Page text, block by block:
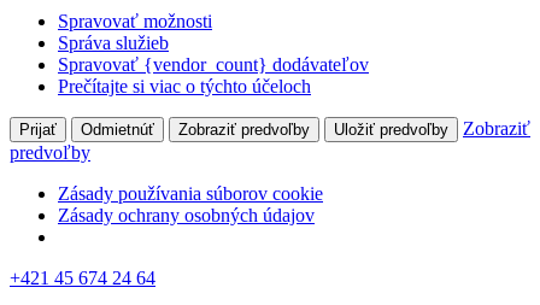
Spravovať možnosti
Správa služieb
Spravovať {vendor_count} dodávateľov
Prečítajte si viac o týchto účeloch
Prijať Odmietnúť Zobraziť predvoľby Uložiť predvoľby
Zobraziť
predvoľby
Zásady používania súborov cookie
Zásady ochrany osobných údajov
+421 45 674 24 64